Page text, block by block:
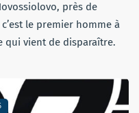
près de
le premier homme à
qui vient de disparaître.